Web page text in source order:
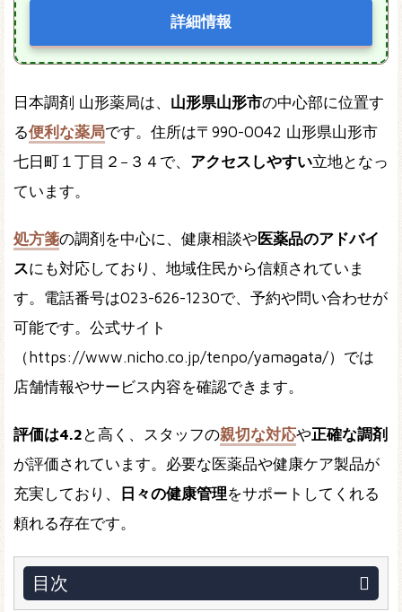
詳細情報
日本調剤 山形薬局は、 山形県山形市の中心部に位置す
る便利な薬局です。住所は〒990-0042 山形県山形市
七日町１丁目２−３４で、 アクセスしやすい立地となっ
ています。
処方箋の調剤を中心に、健康相談や医薬品のアドバイ
スにも対応しており、地域住民から信頼されていま
す。電話番号は023-626-1230で、予約や問い合わせが
可能です。公式サイト
（https://www.nicho.co.jp/tenpo/yamagata/）では
店舗情報やサービス内容を確認できます。
評価は4.2 と高く、スタッフの親切な対応や正確な調剤
が評価されています。必要な医薬品や健康ケア製品が
充実しており、 日々の健康管理をサポートしてくれる
頼れる存在です。
目次